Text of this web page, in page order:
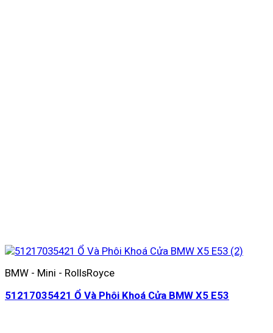
BMW - Mini - RollsRoyce
51217035421 Ổ Và Phôi Khoá Cửa BMW X5 E53